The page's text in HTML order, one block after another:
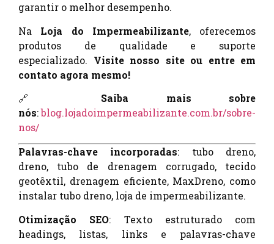
garantir o melhor desempenho.
Na Loja do Impermeabilizante, oferecemos
produtos de qualidade e suporte
especializado. Visite nosso site ou entre em
contato agora mesmo!
🔗 Saiba mais sobre
nós:blog.lojadoimpermeabilizante.com.br/sobre-
nos/
Palavras-chave incorporadas: tubo dreno,
dreno, tubo de drenagem corrugado, tecido
geotêxtil, drenagem eficiente, MaxDreno, como
instalar tubo dreno, loja de impermeabilizante.
Otimização SEO: Texto estruturado com
headings, listas, links e palavras-chave